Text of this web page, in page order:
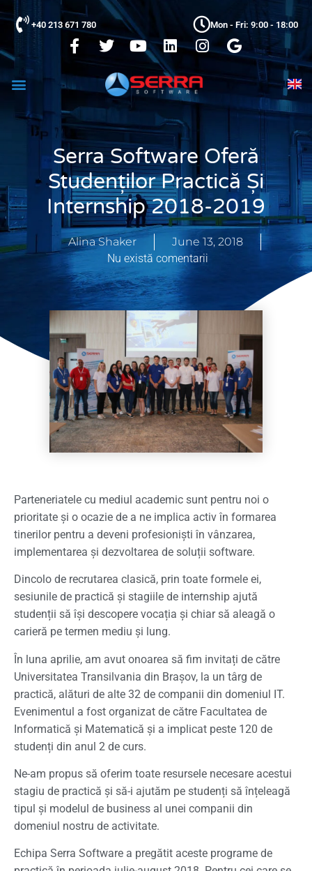
+40 213 671 780 Mon - Fri: 9:00 - 18:00
Serra Software Oferă
Studenților Practică Și
Internship 2018-2019
Alina Shaker
June 13, 2018
Nu există comentarii
Parteneriatele cu mediul academic sunt pentru noi o
prioritate și o ocazie de a ne implica activ în formarea
tinerilor pentru a deveni profesioniști în vânzarea,
implementarea și dezvoltarea de soluții software.
Dincolo de recrutarea clasică, prin toate formele ei,
sesiunile de practică și stagiile de internship ajută
studenții să își descopere vocația și chiar să aleagă o
carieră pe termen mediu și lung.
În luna aprilie, am avut onoarea să fim invitați de către
Universitatea Transilvania din Brașov, la un târg de
practică, alături de alte 32 de companii din domeniul IT.
Evenimentul a fost organizat de către Facultatea de
Informatică și Matematică și a implicat peste 120 de
studenți din anul 2 de curs.
Ne-am propus să oferim toate resursele necesare acestui
stagiu de practică și să-i ajutăm pe studenți să înțeleagă
tipul și modelul de business al unei companii din
domeniul nostru de activitate.
Echipa Serra Software a pregătit aceste programe de